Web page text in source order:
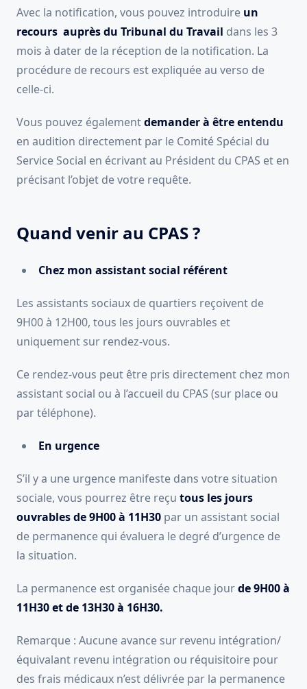
Avec la notification, vous pouvez introduire un
recours auprès du Tribunal du Travail dans les 3
mois à dater de la réception de la notification. La
procédure de recours est expliquée au verso de
celle-ci.
Vous pouvez égalementdemander à être entendu
en audition directement par le Comité Spécial du
Service Social en écrivant au Président du CPAS et en
précisant l’objet de votre requête.
Quand venir au CPAS ?
Chez mon assistant social référent
Les assistants sociaux de quartiers reçoivent de
9H00 à 12H00, tous les jours ouvrables et
uniquement sur rendez-vous.
Ce rendez-vous peut être pris directement chez mon
assistant social ou à l’accueil du CPAS (sur place ou
par téléphone).
En urgence
S’il y a une urgence manifeste dans votre situation
sociale, vous pourrez être reçu tous les jours
ouvrables de 9H00 à 11H30 par un assistant social
de permanence qui évaluera le degré d’urgence de
la situation.
La permanence est organisée chaque jourde 9H00 à
11H30 et de 13H30 à 16H30.
Remarque : Aucune avance sur revenu intégration/
équivalant revenu intégration ou réquisitoire pour
des frais médicaux n’est délivrée par la permanence